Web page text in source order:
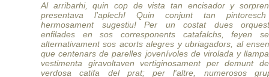
Al arribarhi, quin cop de vista tan encisador y
presentava l'aplech! Quin conjunt tan
hermosament sugestiu! Per un costat dues
enfilades en sos corresponents catafalchs, feyen
alternativament sos acorts alegres y ubriagadors, al
que centenars de parelles jovenívoles de virolada y
vestimenta giravoltaven vertiginosament per demunt
verdosa catifa del prat; per l'altre, numerosos